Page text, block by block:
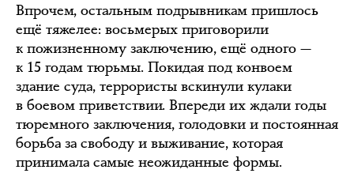
Впрочем, остальным подрывникам пришлось
ещё тяжелее: восьмерых приговорили
к пожизненному заключению, ещё одного —
к 15 годам тюрьмы. Покидая под конвоем
здание суда, террористы вскинули кулаки
в боевом приветствии. Впереди их ждали годы
тюремного заключения, голодовки и постоянная
борьба за свободу и выживание, которая
принимала самые неожиданные формы.